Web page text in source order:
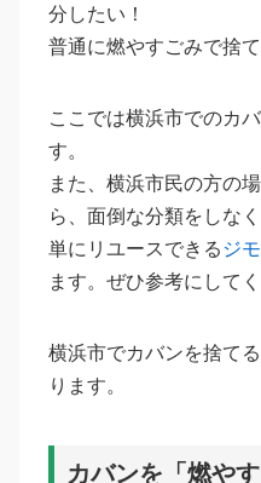
分したい！
普通に燃やすごみで捨
ここでは横浜市でのカ
す。
また、横浜市民の方の
ら、面倒な分類をしな
単にリユースできる ジ
ます。ぜひ参考にしてく
横浜市でカバンを捨てる
ります。
カバンを「燃や